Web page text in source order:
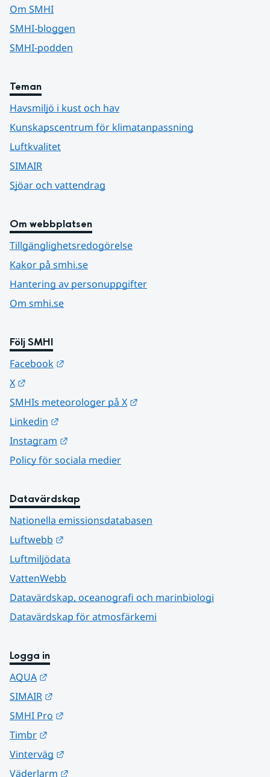
Om SMHI
SMHI-bloggen
SMHI-podden
Teman
Havsmiljö i kust och hav
Kunskapscentrum för klimatanpassning
Luftkvalitet
SIMAIR
Sjöar och vattendrag
Om webbplatsen
Tillgänglighetsredogörelse
Kakor på smhi.se
Hantering av personuppgifter
Om smhi.se
Följ SMHI
Facebook
X
SMHIs meteorologer på X
Linkedin
Instagram
Policy för sociala medier
Datavärdskap
Nationella emissionsdatabasen
Luftwebb
Luftmiljödata
VattenWebb
Datavärdskap, oceanografi och marinbiologi
Datavärdskap för atmosfärkemi
Logga in
AQUA
SIMAIR
SMHI Pro
Timbr
Vinterväg
Väderlarm